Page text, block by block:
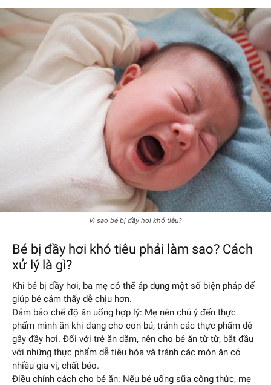
Vì sao bé bị đầy hơi khó tiêu?
Bé bị đầy hơi khó tiêu phải làm sao? Cách
xử lý là gì?
Khi bé bị đầy hơi, ba mẹ có thể áp dụng một số biện pháp để
giúp bé cảm thấy dễ chịu hơn.
Đảm bảo chế độ ăn uống hợp lý: Mẹ nên chú ý đến thực
phẩm mình ăn khi đang cho con bú, tránh các thực phẩm dễ
gây đầy hơi. Đối với trẻ ăn dặm, nên cho bé ăn từ từ, bắt đầu
với những thực phẩm dễ tiêu hóa và tránh các món ăn có
nhiều gia vị, chất béo.
Điều chỉnh cách cho bé ăn: Nếu bé uống sữa công thức, mẹ